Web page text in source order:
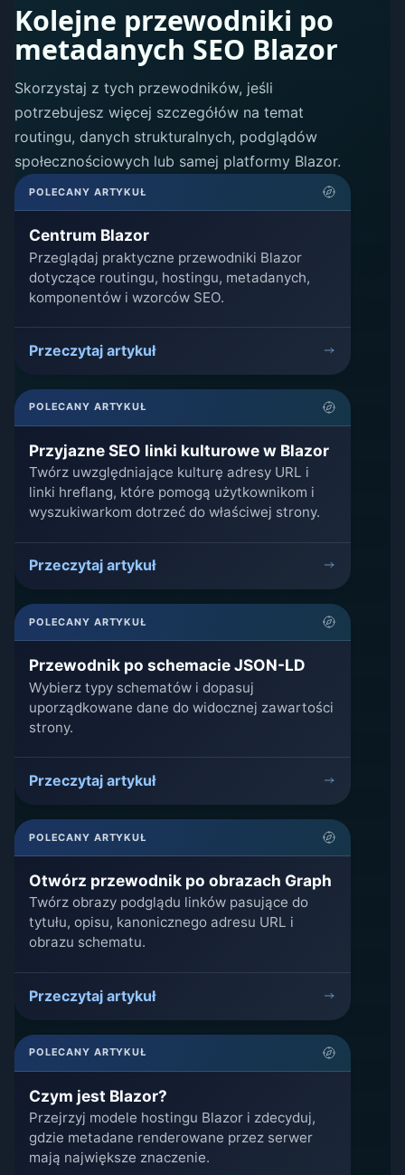
Kolejne przewodniki po
metadanych SEO Blazor
Skorzystaj z tych przewodników, jeśli
potrzebujesz więcej szczegółów na temat
routingu, danych strukturalnych, podglądów
społecznościowych lub samej platformy Blazor.
POLECANY ARTYKUŁ
Centrum Blazor
Przeglądaj praktyczne przewodniki Blazor
dotyczące routingu, hostingu, metadanych,
komponentów i wzorców SEO.
Przeczytaj artykuł
POLECANY ARTYKUŁ
Przyjazne SEO linki kulturowe w Blazor
Twórz uwzględniające kulturę adresy URL i
linki hreflang, które pomogą użytkownikom i
wyszukiwarkom dotrzeć do właściwej strony.
Przeczytaj artykuł
POLECANY ARTYKUŁ
Przewodnik po schemacie JSON-LD
Wybierz typy schematów i dopasuj
uporządkowane dane do widocznej zawartości
strony.
Przeczytaj artykuł
POLECANY ARTYKUŁ
Otwórz przewodnik po obrazach Graph
Twórz obrazy podglądu linków pasujące do
tytułu, opisu, kanonicznego adresu URL i
obrazu schematu.
Przeczytaj artykuł
POLECANY ARTYKUŁ
Czym jest Blazor?
Przejrzyj modele hostingu Blazor i zdecyduj,
gdzie metadane renderowane przez serwer
mają największe znaczenie.